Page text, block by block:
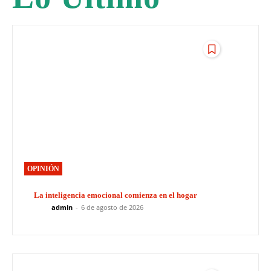
OPINIÓN
La inteligencia emocional comienza en el hogar
admin - 6 de agosto de 2026